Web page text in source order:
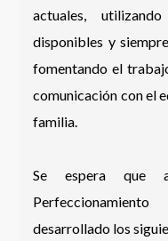
actuales,
disponibles y
fomentando el
comunicación con el
familia.
Se espera que
desarrollado los